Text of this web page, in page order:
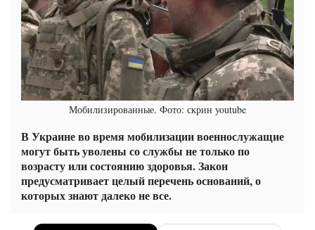
Мобилизированные. Фото: скрин youtube
В Украине во время мобилизации военнослужащие
могут быть уволены со службы не только по
возрасту или состоянию здоровья. Закон
предусматривает целый перечень оснований, о
которых знают далеко не все.